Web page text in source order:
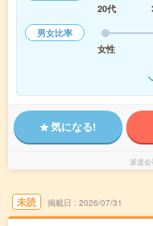
20代
男女比率
女性
気になる!
派遣会
未読 掲載日 2026/07/31